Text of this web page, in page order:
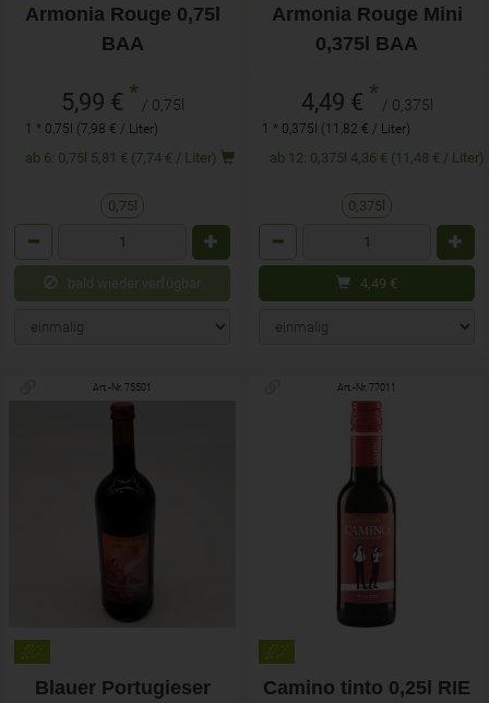
Armonia Rouge 0,75l
BAA
5,99 € * / 0,75l
1 * 0,75l (7,98 € / Liter)
ab 6: 0,75l 5,81 € (7,74 € / Liter)
0,75l
bald wieder verfügbar
Armonia Rouge Mini
0,375l BAA
4,49 € * / 0,375l
1 * 0,375l (11,82 € / Liter)
ab 12: 0,375l 4,36 € (11,48 € / Liter)
0,375l
4,49 €
Art.-Nr. 75501
Blauer Portugieser
Art.-Nr. 77011
Camino tinto 0,25l RIE